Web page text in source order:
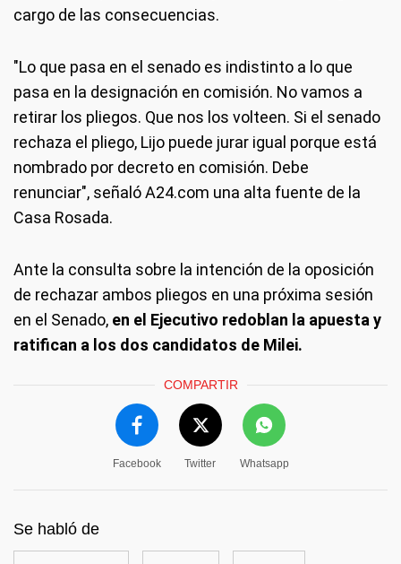
cargo de las consecuencias.
"Lo que pasa en el senado es indistinto a lo que
pasa en la designación en comisión. No vamos a
retirar los pliegos. Que nos los volteen. Si el senado
rechaza el pliego, Lijo puede jurar igual porque está
nombrado por decreto en comisión. Debe
renunciar", señaló A24.com una alta fuente de la
Casa Rosada.
Ante la consulta sobre la intención de la oposición
de rechazar ambos pliegos en una próxima sesión
en el Senado, en el Ejecutivo redoblan la apuesta y
ratifican a los dos candidatos de Milei.
COMPARTIR
Facebook Twitter Whatsapp
Se habló de